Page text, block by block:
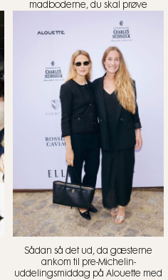
madboderne, du skal prøve
Sådan så det ud, da gæsterne
ankom til pre-Michelin-
uddelingsmiddag på Alouette med